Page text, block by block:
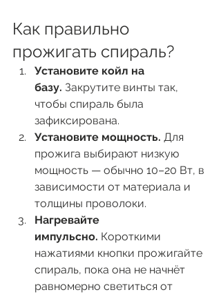
Как правильно
прожигать спираль?
Установите койл на
базу. Закрутите винты так,
чтобы спираль была
зафиксирована.
Установите мощность. Для
прожига выбирают низкую
мощность — обычно 10–20 Вт, в
зависимости от материала и
толщины проволоки.
Нагревайте
импульсно. Короткими
нажатиями кнопки прожигайте
спираль, пока она не начнёт
равномерно светиться от